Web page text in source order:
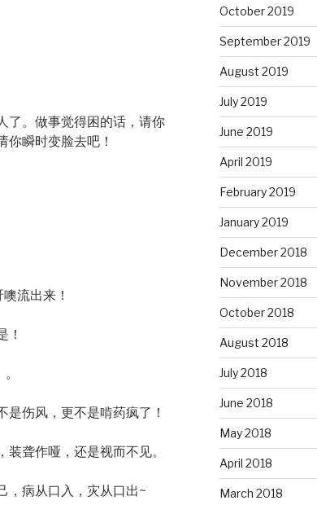
了。做事觉得困的话，请你
你瞬时变脸去吧！
流出来！
！
伤风，更不是啃药疯了！
聋作哑，还是视而不见。
，病从口入，灾从口出~
October 2019
September 2019
August 2019
July 2019
June 2019
April 2019
February 2019
January 2019
December 2018
November 2018
October 2018
August 2018
July 2018
June 2018
May 2018
April 2018
March 2018